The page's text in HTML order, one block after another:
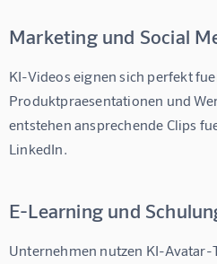
Marketing und Social
KI-Videos eignen sich perfekt
Produktpraesentationen und
entstehen ansprechende Clips
LinkedIn.
E-Learning und
Unternehmen nutzen KI-Avatar-